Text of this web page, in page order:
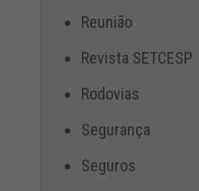
Reunião
Revista SETCESP
Rodovias
Segurança
Seguros